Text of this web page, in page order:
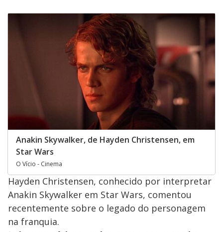
Anakin Skywalker, de Hayden Christensen, em
Star Wars
O Vício - Cinema
Hayden Christensen, conhecido por interpretar
Anakin Skywalker em Star Wars, comentou
recentemente sobre o legado do personagem
na franquia.